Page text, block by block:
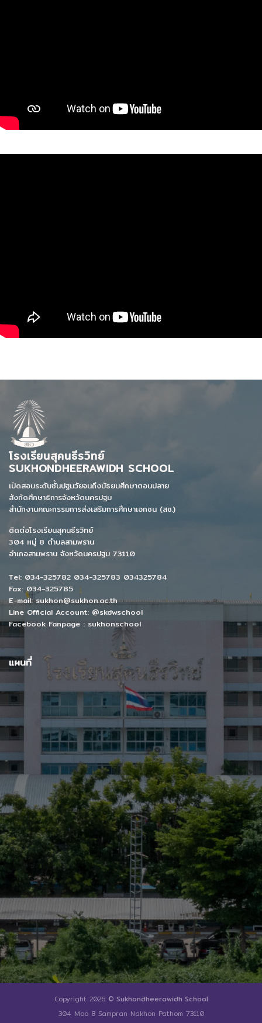
โรงเรียนสุคนธีรวิทย์
SUKHONDHEERAWIDH SCHOOL
เปิดสอนระดับชั้นปฐมวัยจนถึงมัธยมศึกษาตอนปลาย
สังกัดศึกษาธิการจังหวัดนครปฐม
สำนักงานคณะกรรมการส่งเสริมการศึกษาเอกชน (สช.)
ติดต่อโรงเรียนสุคนธีรวิทย์
304 หมู่ 8 ตำบลสามพราน
อำเภอสามพราน จังหวัดนครปฐม 73110
Tel: 034-325782 034-325783 034325784
Fax: 034-325785
E-mail: sukhon@sukhon.ac.th
Line Official Account: @skdwschool
Facebook Fanpage : sukhonschool
แผนที่
Copyright 2026 © Sukhondheerawidh School
304 Moo 8 Sampran Nakhon Pathom 73110